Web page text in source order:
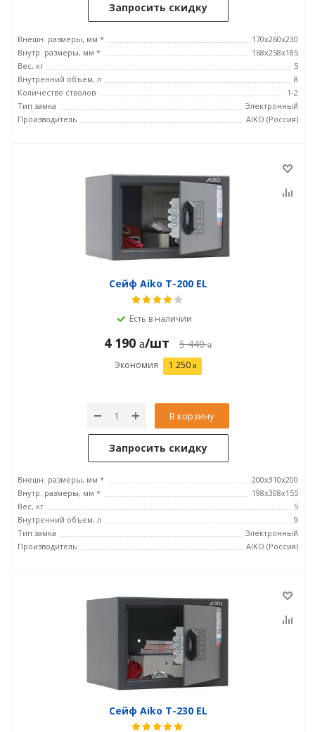
Запросить скидку
Внешн. размеры, мм *
170x260x230
Внутр. размеры, мм *
168x258x185
Вес, кг
5
Внутренний объем, л
8
Количество стволов
1-2
Тип замка
Электронный
Производитель
AIKO (Россия)
Сейф Aiko T-200 EL
Есть в наличии
4 190 /шт 5 440
Экономия 1 250
В корзину
Запросить скидку
Внешн. размеры, мм *
200x310x200
Внутр. размеры, мм *
198x308x155
Вес, кг
5
Внутренний объем, л
9
Тип замка
Электронный
Производитель
AIKO (Россия)
Сейф Aiko T-230 EL